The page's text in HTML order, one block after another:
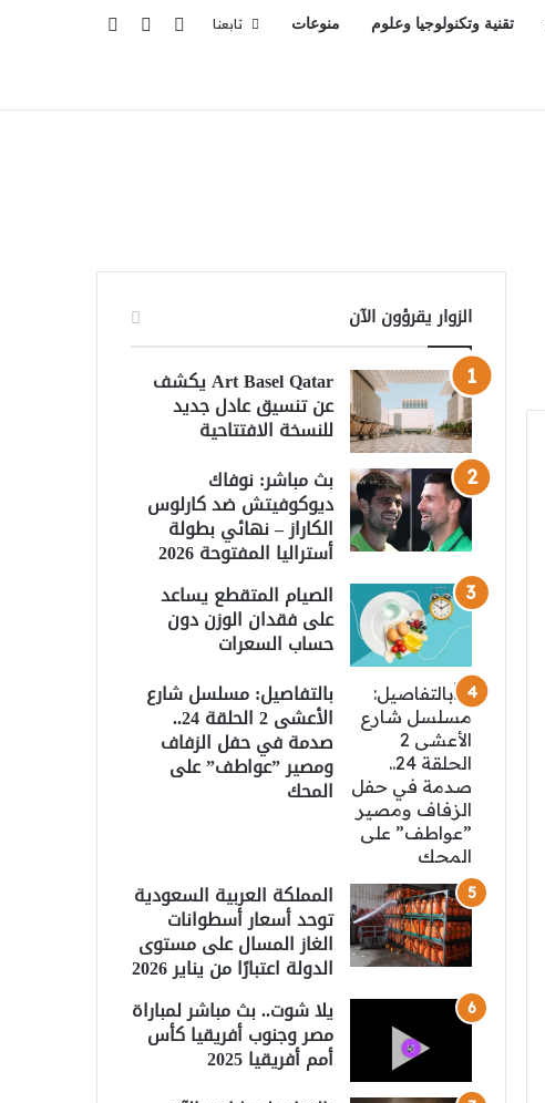
تقنية وتكنولوجيا وعلوم منوعات تابعنا تسجيل الدخول
إضافة عمود
الزوار يقرؤون الآن
Art Basel Qatar يكشف
عن تنسيق عادل جديد
للنسخة الافتتاحية
بث مباشر: نوفاك
ديوكوفيتش ضد كارلوس
الكاراز – نهائي بطولة
أستراليا المفتوحة 2026
الصيام المتقطع يساعد
على فقدان الوزن دون
حساب السعرات
بالتفاصيل: مسلسل شارع
الأعشى 2 الحلقة 24..
صدمة في حفل الزفاف
ومصير ”عواطف” على
المحك
المملكة العربية السعودية
توحد أسعار أسطوانات
الغاز المسال على مستوى
الدولة اعتبارًا من يناير 2026
يلا شوت.. بث مباشر لمباراة
مصر وجنوب أفريقيا كأس
أمم أفريقيا 2025